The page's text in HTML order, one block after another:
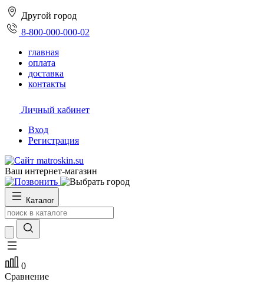
Другой город
8-800-000-000-02
главная
оплата
доставка
контакты
Личный кабинет
Вход
Регистрация
Ваш интернет-магазин
Каталог
0
Сравнение